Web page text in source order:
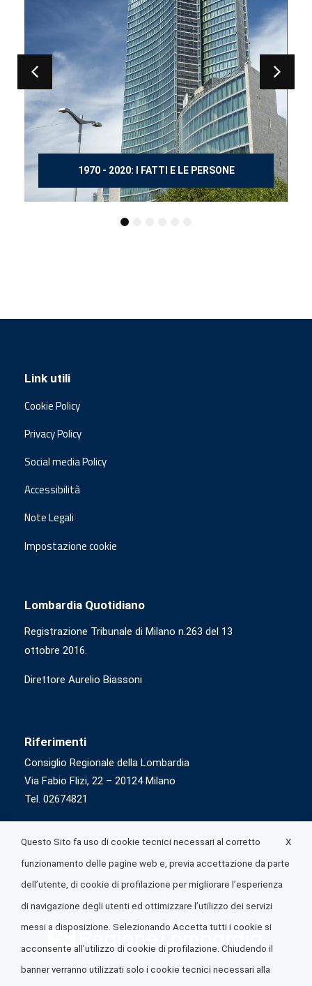
150 ANNI DOPO MANZONI
Link utili
Cookie Policy
Privacy Policy
Social media Policy
Accessibilità
Note Legali
Impostazione cookie
Lombardia Quotidiano
Registrazione Tribunale di Milano n.263 del 13
ottobre 2016.
Direttore Aurelio Biassoni
Riferimenti
Consiglio Regionale della Lombardia
Via Fabio Flizi, 22 – 20124 Milano
Tel. 02674821
X
Questo Sito fa uso di cookie tecnici necessari al corretto
funzionamento delle pagine web e, previa accettazione da parte
dell’utente, di cookie di profilazione per migliorare l’esperienza
di navigazione degli utenti ed ottimizzare l’utilizzo dei servizi
messi a disposizione. Selezionando Accetta tutti i cookie si
acconsente all’utilizzo di cookie di profilazione. Chiudendo il
banner verranno utilizzati solo i cookie tecnici necessari alla